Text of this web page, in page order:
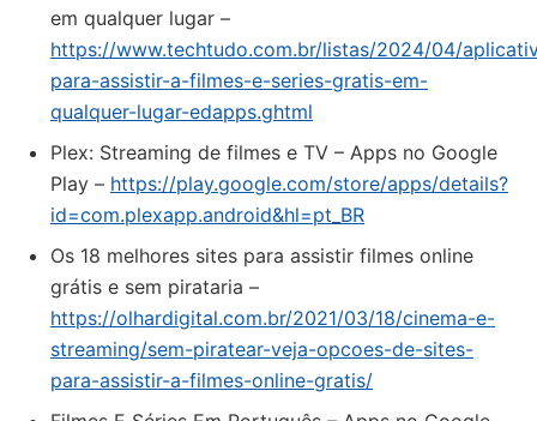
em qualquer lugar –
https://www.techtudo.com.br/listas/2024/04/
para-assistir-a-filmes-e-series-gratis-em-
qualquer-lugar-edapps.ghtml
Plex: Streaming de filmes e TV – Apps no Google
Play – https://play.google.com/store/apps/details?
id=com.plexapp.android&hl=pt_BR
Os 18 melhores sites para assistir filmes online
grátis e sem pirataria –
https://olhardigital.com.br/2021/03/18/cinema-e-
streaming/sem-piratear-veja-opcoes-de-sites-
para-assistir-a-filmes-online-gratis/